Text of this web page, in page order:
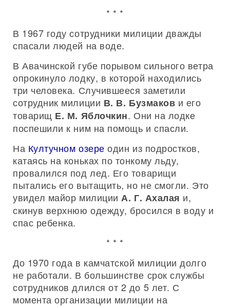
* * *
В 1967 году сотрудники милиции дважды
спасали людей на воде.
В Авачинской губе порывом сильного ветра
опрокинуло лодку, в которой находились
три человека. Случившееся заметили
сотрудник милиции В. В. Бузмаков и его
товарищ Е. М. Яблочкин. Они на лодке
поспешили к ним на помощь и спасли.
На Култучном озере один из подростков,
катаясь на коньках по тонкому льду,
провалился под лед. Его товарищи
пытались его вытащить, но не смогли. Это
увидел майор милиции А. Г. Ахалая и,
скинув верхнюю одежду, бросился в воду и
спас ребенка.
* * *
До 1970 года в камчатской милиции долго
не работали. В большинстве срок службы
сотрудников длился от 2 до 5 лет. С
момента организации милиции на